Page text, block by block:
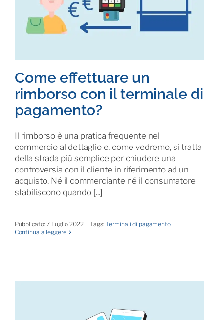
Come effettuare un
rimborso con il terminale di
pagamento?
Il rimborso è una pratica frequente nel
commercio al dettaglio e, come vedremo, si tratta
della strada più semplice per chiudere una
controversia con il cliente in riferimento ad un
acquisto. Né il commerciante né il consumatore
stabiliscono quando [...]
Pubblicato: 7 Luglio 2022 Tags: Terminali di pagamento
Continua a leggere